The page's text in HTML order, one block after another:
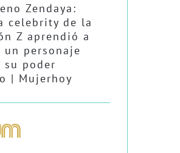
Zendaya:
celebrity de la
Z aprendió a
personaje
su poder
| Mujerhoy